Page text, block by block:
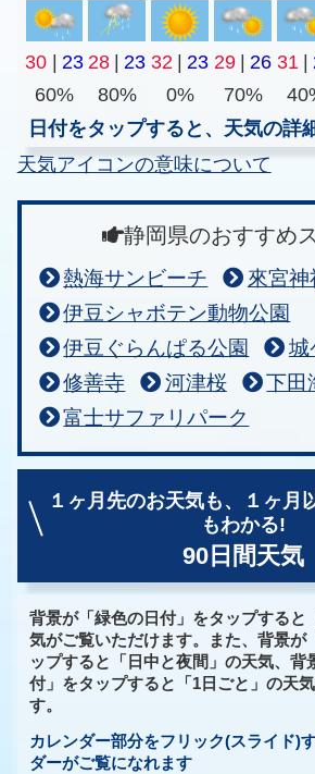
30 23 28 23 32 23 29 26 31
60%
80% 0% 70%
日付をタップすると、天気の詳
天気アイコンの意味について
静岡県のおすすめ
熱海サンビーチ 來宮神
伊豆シャボテン動物公園
伊豆ぐらんぱる公園
城
修善寺
河津桜
下田
富士サファリパーク
１ヶ月先のお天気も、
１ヶ月
もわかる!
90日間天気
背景が「緑色の日付」をタップすると
気がご覧いただけます。また、背景が
ップすると「日中と夜間」の天気、背
付」をタップすると「1日ごと」の天
す。
カレンダー部分をフリック(スライド)
ダーがご覧になれます